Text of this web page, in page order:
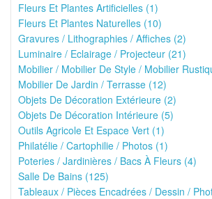
Fleurs Et Plantes Artificielles (1)
Fleurs Et Plantes Naturelles (10)
Gravures / Lithographies / Affiches (2)
Luminaire / Eclairage / Projecteur (21)
Mobilier / Mobilier De Style / Mobilier
Mobilier De Jardin / Terrasse (12)
Objets De Décoration Extérieure (2)
Objets De Décoration Intérieure (5)
Outils Agricole Et Espace Vert (1)
Philatélie / Cartophilie / Photos (1)
Poteries / Jardinières / Bacs À Fleurs (4)
Salle De Bains (125)
Tableaux / Pièces Encadrées / Dessin /